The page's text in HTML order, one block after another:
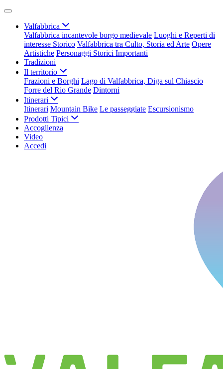
Valfabbrica
Valfabbrica incantevole borgo medievale Luoghi e Reperti di
interesse Storico Valfabbrica tra Culto, Storia ed Arte Opere
Artistiche Personaggi Storici Importanti
Tradizioni
Il territorio
Frazioni e Borghi Lago di Valfabbrica, Diga sul Chiascio
Forre del Rio Grande Dintorni
Itinerari
Itinerari Mountain Bike Le passeggiate Escursionismo
Prodotti Tipici
Accoglienza
Video
Accedi